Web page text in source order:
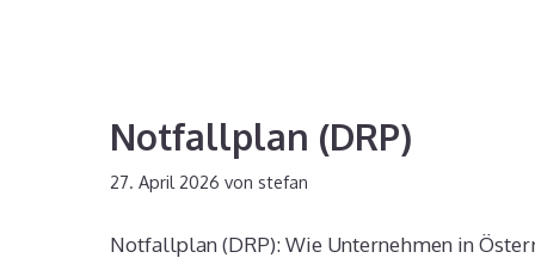
Notfallplan (DRP)
27. April 2026 von stefan
Notfallplan (DRP): Wie Unternehmen in